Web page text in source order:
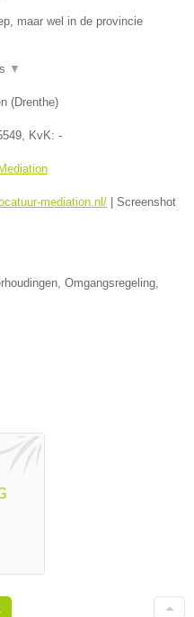
maar wel in de provincie
▼
(Drenthe)
, KvK: -
mediation.nl/
Screenshot
Omgangsregeling,